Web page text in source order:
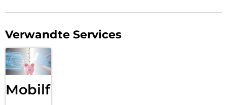
Verwandte Services
Mobilfunk